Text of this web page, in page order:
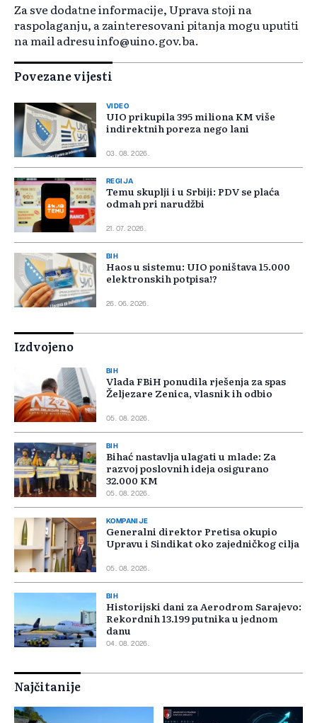
Za sve dodatne informacije, Uprava stoji na
raspolaganju, a zainteresovani pitanja mogu uputiti
na mail adresu info@uino.gov.ba.
Povezane vijesti
VIDEO
UIO prikupila 395 miliona KM više
indirektnih poreza nego lani
03. 08. 2026.
REGIJA
Temu skuplji i u Srbiji: PDV se plaća
odmah pri narudžbi
21. 07. 2026.
BIH
Haos u sistemu: UIO poništava 15.000
elektronskih potpisa!?
26. 06. 2026.
Izdvojeno
BIH
Vlada FBiH ponudila rješenja za spas
Željezare Zenica, vlasnik ih odbio
05. 08. 2026.
BIH
Bihać nastavlja ulagati u mlade: Za
razvoj poslovnih ideja osigurano
32.000 KM
05. 08. 2026.
KOMPANIJE
Generalni direktor Pretisa okupio
Upravu i Sindikat oko zajedničkog cilja
05. 08. 2026.
BIH
Historijski dani za Aerodrom Sarajevo:
Rekordnih 13.199 putnika u jednom
danu
04. 08. 2026.
Najčitanije